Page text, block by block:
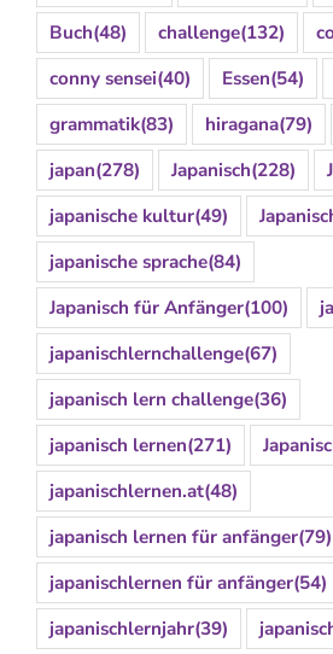
Buch(48) challenge(132)
conny sensei(40) Essen(54)
grammatik(83) hiragana(79)
japan(278) Japanisch(228)
japanische kultur(49)
japanische sprache(84)
Japanisch für Anfänger(100)
japanischlernchallenge(67)
japanisch lern challenge(36)
japanisch lernen(271)
japanischlernen.at(48)
japanisch lernen für anfänger(79)
japanischlernen für anfänger(54)
japanischlernjahr(39)